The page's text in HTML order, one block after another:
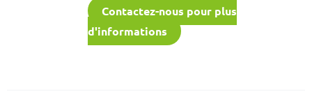
Contactez-nous pour plus
d'informations